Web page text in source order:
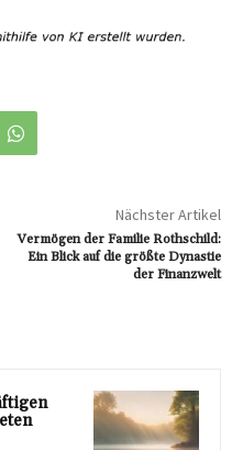
Nächster Artikel
Vermögen der Familie Rothschild:
Ein Blick auf die größte Dynastie
der Finanzwelt